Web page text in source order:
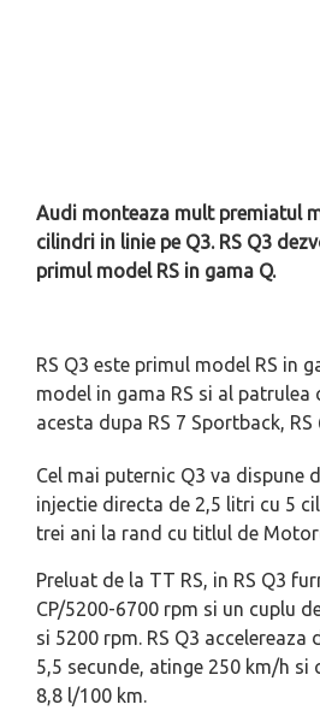
Audi monteaza mult premiatul
cilindri in linie pe Q3. RS Q3
primul model RS in gama Q.
RS Q3 este primul model RS in
model in gama RS si al patrulea
acesta dupa RS 7 Sportback,
Cel mai puternic Q3 va dispune
injectie directa de 2,5 litri cu 5
trei ani la rand cu titlul de
Preluat de la TT RS, in RS Q3
CP/5200-6700 rpm si un cuplu
si 5200 rpm. RS Q3 accelereaza
5,5 secunde, atinge 250 km/h si
8,8 l/100 km.